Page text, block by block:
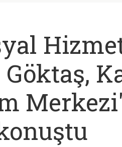
Göktaş,